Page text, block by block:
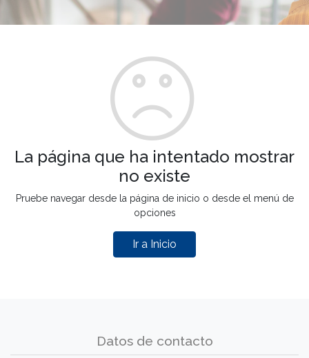
La página que ha intentado mostrar
no existe
Pruebe navegar desde la página de inicio o desde el menú de
opciones
Ir a Inicio
Datos de contacto